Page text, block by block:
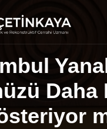
Daha